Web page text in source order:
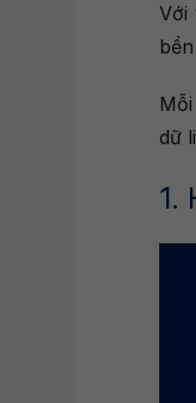
Với
dữ
1.